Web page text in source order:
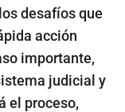
desafíos que
acción
importante,
judicial y
el proceso,